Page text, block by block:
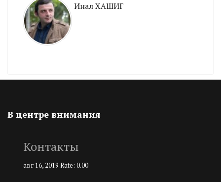
Инал ХАШИГ
В центре внимания
Контакты
авг 16, 2019 Rate: 0.00